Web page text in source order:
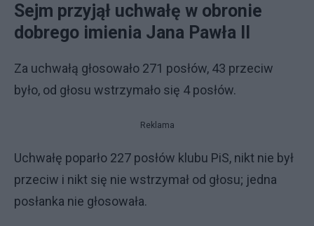
Sejm przyjął uchwałę w obronie
dobrego imienia Jana Pawła II
Za uchwałą głosowało 271 posłów, 43 przeciw
było, od głosu wstrzymało się 4 posłów.
Reklama
Uchwałę poparło 227 posłów klubu PiS, nikt nie był
przeciw i nikt się nie wstrzymał od głosu; jedna
posłanka nie głosowała.